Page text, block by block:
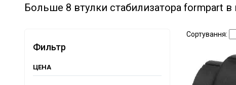
Больше 8 втулки стабилизатора formpart в
Фильтр
ЦЕНА
Сортування: